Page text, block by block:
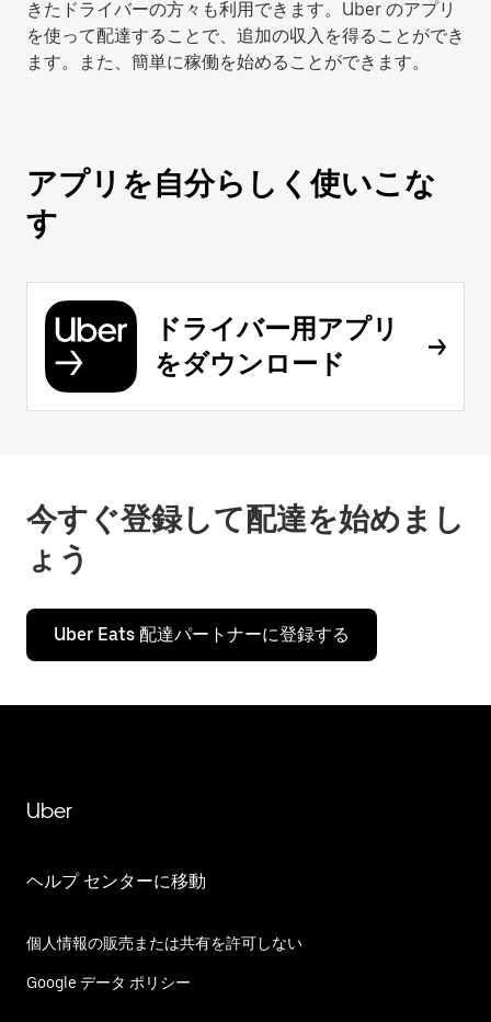
きたドライバーの方々も利用できます。Uber のアプリ
を使って配達することで、追加の収入を得ることができ
ます。また、簡単に稼働を始めることができます。
アプリを自分らしく使いこな
す
ドライバー用アプリ
をダウンロード
今すぐ登録して配達を始めまし
ょう
Uber Eats 配達パートナーに登録する
Uber
ヘルプ センターに移動
個人情報の販売または共有を許可しない
Google データ ポリシー